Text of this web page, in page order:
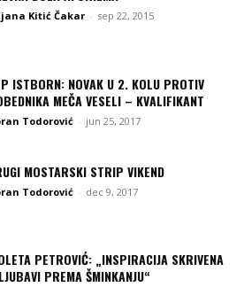
Kitić Čakar - sep 22, 2015
ISTBORN: NOVAK U 2. KOLU PROTIV
MEČA VESELI – KVALIFIKANT
Todorović - jun 25, 2017
MOSTARSKI STRIP VIKEND
Todorović - dec 9, 2017
PETROVIĆ: „INSPIRACIJA SKRIVENA
PREMA ŠMINKANJU“